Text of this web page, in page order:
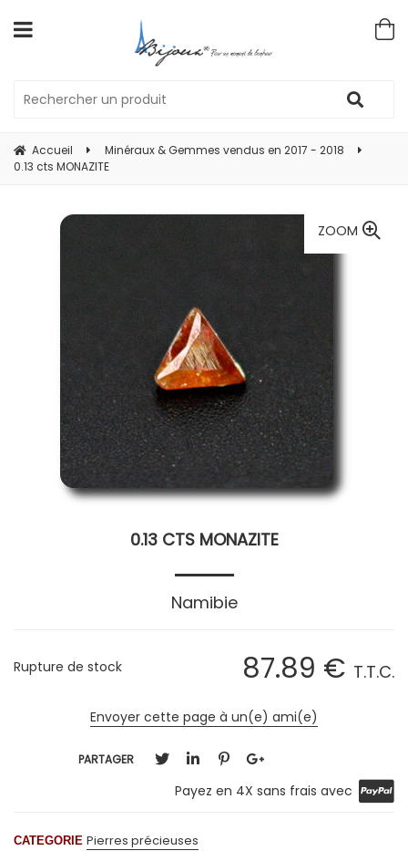
Accueil
Minéraux & Gemmes vendus en 2017 - 2018
0.13 cts MONAZITE
ZOOM
0.13 CTS MONAZITE
Namibie
87.89 € T.T.C.
Rupture de stock
Envoyer cette page à un(e) ami(e)
PARTAGER
Payez en 4X sans frais avec
CATEGORIE Pierres précieuses